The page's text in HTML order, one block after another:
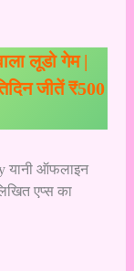
लूडो गेम |
जीतें ₹500
यानी ऑफलाइन
एप्स का